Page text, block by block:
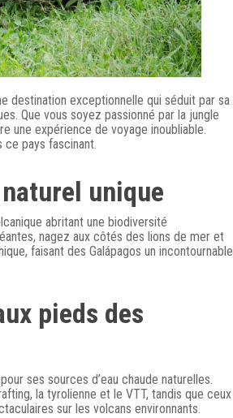
destination exceptionnelle qui séduit par sa
Que vous soyez passionné par la jungle
une expérience de voyage inoubliable.
ce pays fascinant.
unique
abritant une biodiversité
nagez aux côtés des lions de mer et
faisant des Galápagos un incontournable
pieds des
ses sources d’eau chaude naturelles.
la tyrolienne et le VTT, tandis que ceux
sur les volcans environnants.